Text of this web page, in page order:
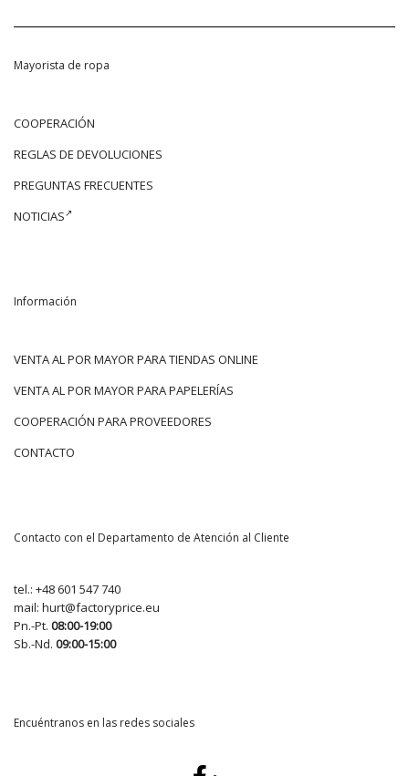
Mayorista de ropa
COOPERACIÓN
REGLAS DE DEVOLUCIONES
PREGUNTAS FRECUENTES
NOTICIAS
Información
VENTA AL POR MAYOR PARA TIENDAS ONLINE
VENTA AL POR MAYOR PARA PAPELERÍAS
COOPERACIÓN PARA PROVEEDORES
CONTACTO
Contacto con el Departamento de Atención al Cliente
tel.: +48 601 547 740
mail: hurt@factoryprice.eu
Pn.-Pt. 08:00-19:00
Sb.-Nd. 09:00-15:00
Encuéntranos en las redes sociales